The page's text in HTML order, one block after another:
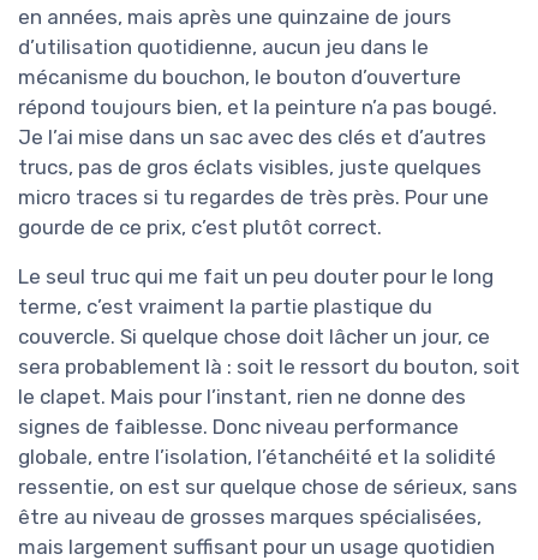
en années, mais après une quinzaine de jours
d’utilisation quotidienne, aucun jeu dans le
mécanisme du bouchon, le bouton d’ouverture
répond toujours bien, et la peinture n’a pas bougé.
Je l’ai mise dans un sac avec des clés et d’autres
trucs, pas de gros éclats visibles, juste quelques
micro traces si tu regardes de très près. Pour une
gourde de ce prix, c’est plutôt correct.
Le seul truc qui me fait un peu douter pour le long
terme, c’est vraiment la partie plastique du
couvercle. Si quelque chose doit lâcher un jour, ce
sera probablement là : soit le ressort du bouton, soit
le clapet. Mais pour l’instant, rien ne donne des
signes de faiblesse. Donc niveau performance
globale, entre l’isolation, l’étanchéité et la solidité
ressentie, on est sur quelque chose de sérieux, sans
être au niveau de grosses marques spécialisées,
mais largement suffisant pour un usage quotidien